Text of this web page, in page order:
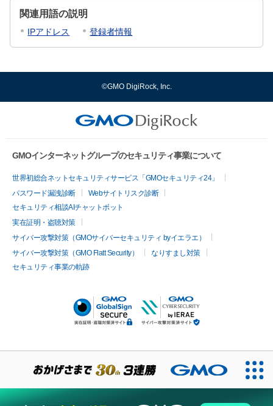
関連用語の説明
IPアドレス 登録者情報
©GMO DigiRock, Inc.
GMOインターネットグループのセキュリティ事業について
世界初総合ネットセキュリティサービス「GMOセキュリティ24」
パスワード漏洩診断
Webサイトリスク診断
セキュリティ相談AIチャットボット
実在証明・盗聴対策
サイバー攻撃対策（GMOサイバーセキュリティ byイエラエ）
サイバー攻撃対策（GMO Flatt Security）
なりすまし対策
セキュリティ事業の軌跡